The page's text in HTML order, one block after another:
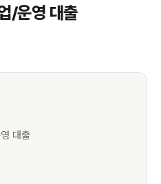
/운영 대출
대출